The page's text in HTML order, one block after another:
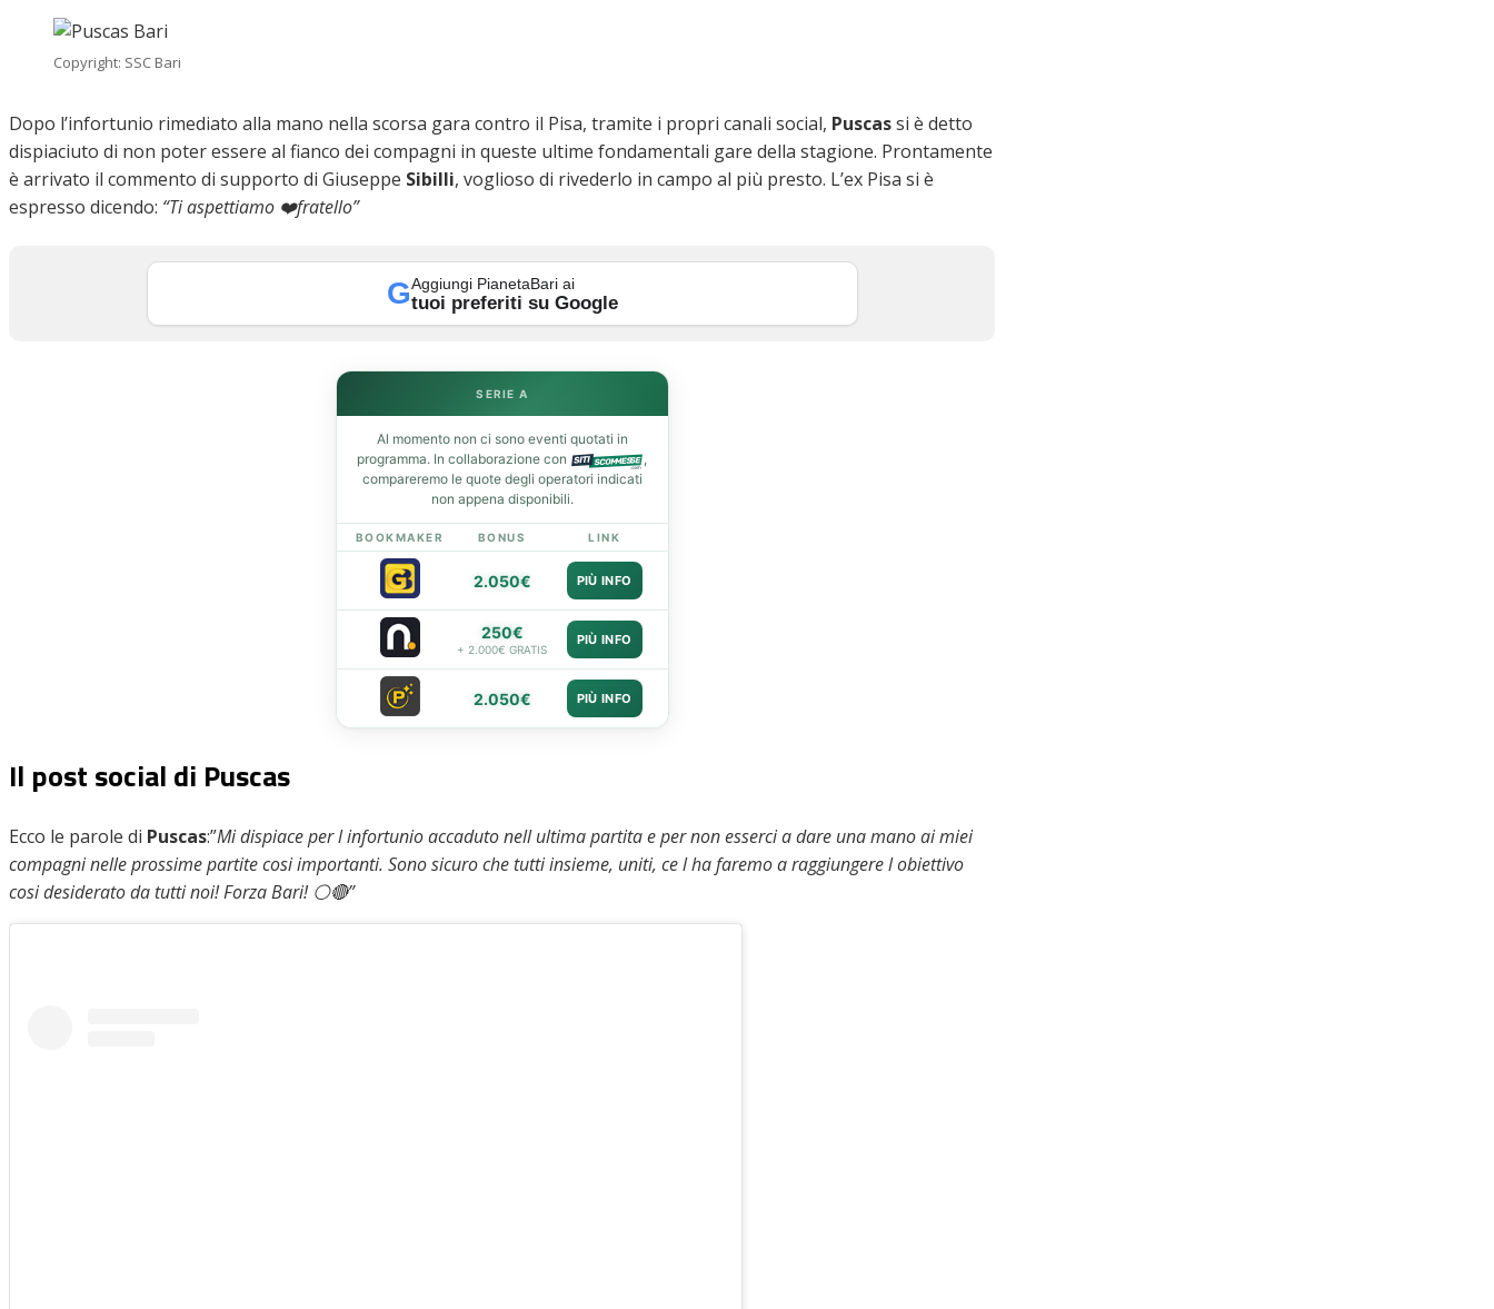
FOCUS
CALCIOMERCATO
Copyright: SSC Bari
Dopo l’infortunio rimediato alla mano nella scorsa gara contro il Pisa, tramite i propri canali social, Puscassi è detto
dispiaciuto di non poter essere al fianco dei compagni in queste ultime fondamentali gare della stagione. Prontamente
è arrivato il commento di supporto di Giuseppe Sibilli, voglioso di rivederlo in campo al più presto. L’ex Pisa si è
espresso dicendo: “Ti aspettiamo ❤️fratello”
GAggiungi PianetaBari ai
tuoi preferiti su Google
SERIE A
Al momento non ci sono eventi quotati in
programma. In collaborazione con
,
compareremo le quote degli operatori indicati
non appena disponibili.
BOOKMAKER BONUS LINK
2.050€ PIÙ INFO
250€
+ 2.000€ GRATIS
PIÙ INFO
2.050€ PIÙ INFO
Il post social di Puscas
Ecco le parole di Puscas:”Mi dispiace per l infortunio accaduto nell ultima partita e per non esserci a dare una mano ai miei
compagni nelle prossime partite cosi importanti. Sono sicuro che tutti insieme, uniti, ce l ha faremo a raggiungere l obiettivo
cosi desiderato da tutti noi! Forza Bari! ⚪️🔴”